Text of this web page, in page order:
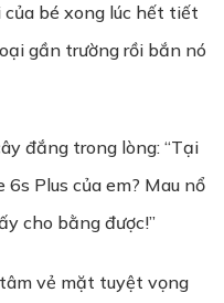
bé xong lúc hết tiết
gần trường rồi bắn nó
đắng trong lòng: “Tại
Plus của em? Mau nổ
cho bằng được!”
vẻ mặt tuyệt vọng